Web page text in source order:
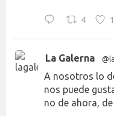
4
La Galerna
A nosotros lo
nos puede
no de ahora,